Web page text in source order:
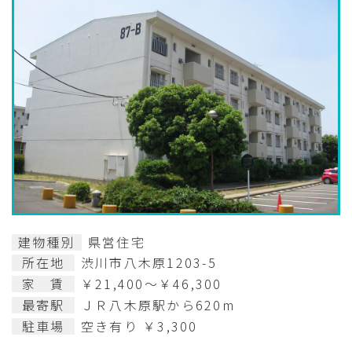
情報
建物種別
県営住宅
所在地
渋川市八木原1203-5
家 賃
￥21,400～￥46,300
最寄駅
ＪＲ八木原駅から620m
駐車場
空き有り ￥3,300